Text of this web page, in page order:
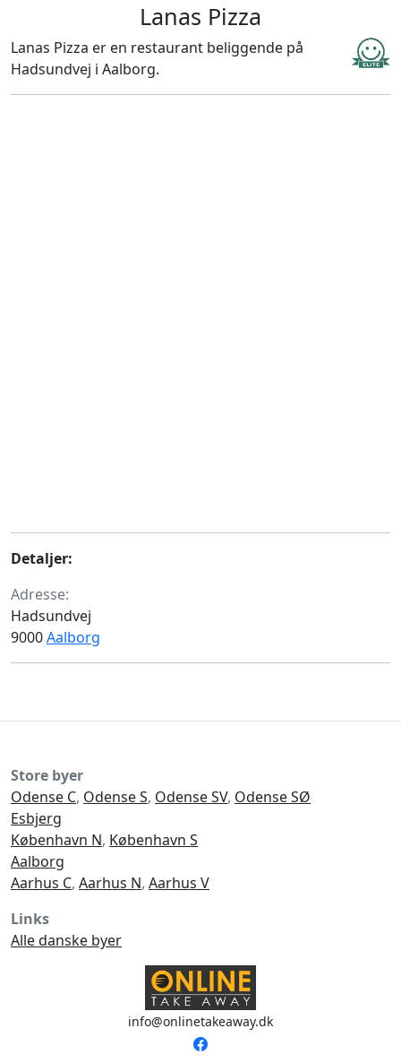
Lanas Pizza
Lanas Pizza er en restaurant beliggende på
Hadsundvej i Aalborg.
Detaljer:
Adresse:
Hadsundvej
9000Aalborg
Store byer
Odense C, Odense S, Odense SV, Odense SØ
Esbjerg
København N, København S
Aalborg
Aarhus C, Aarhus N, Aarhus V
Links
Alle danske byer
info@onlinetakeaway.dk